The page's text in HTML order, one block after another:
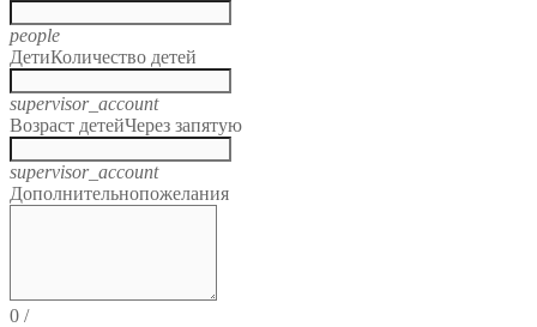
people
ДетиКоличество детей
supervisor_account
Возраст детейЧерез запятую
supervisor_account
Дополнительнопожелания
0 /